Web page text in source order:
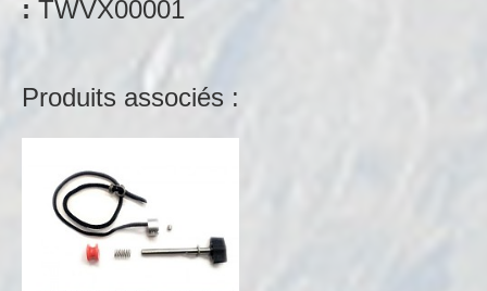
: TWVX00001
Produits associés :